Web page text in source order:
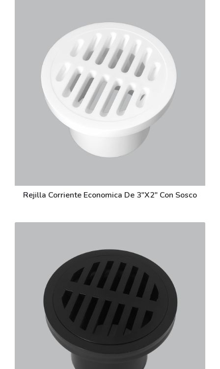
Rejilla Corriente Economica De 3"X2" Con Sosco